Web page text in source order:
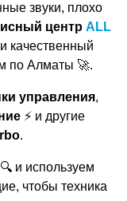
звуки, плохо
центр ALL
качественный
по Алматы 🚀.
управления,
⚡ и другие
.
и используем
чтобы техника